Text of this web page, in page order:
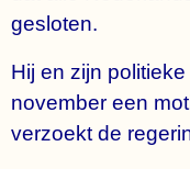
gesloten.
Hij en zijn
november een
verzoekt de